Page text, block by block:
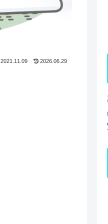
2021.11.09 2026.06.29